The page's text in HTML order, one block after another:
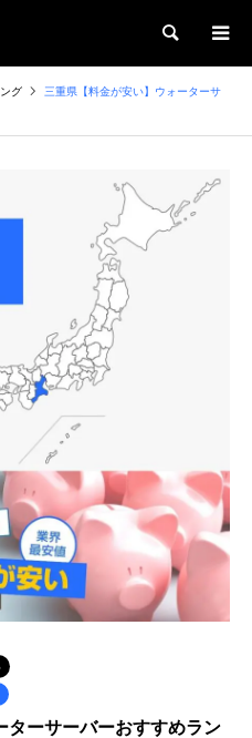
検索
グ
三重県【料金が安い】ウォーターサ
ターサーバーおすすめラン